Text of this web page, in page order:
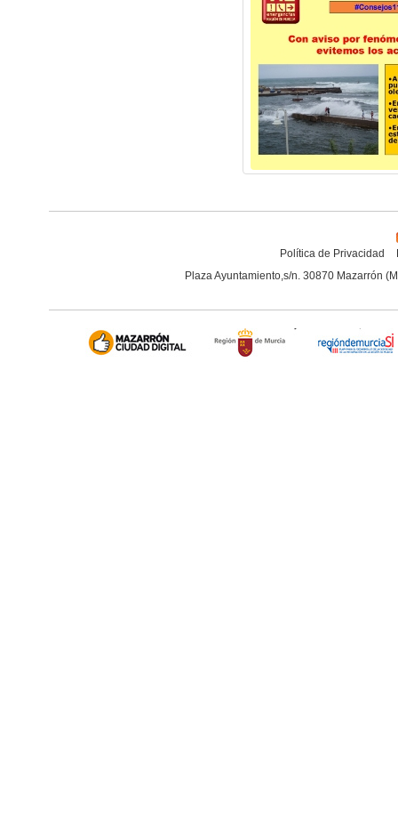
Política de Privacidad
Plaza Ayuntamiento,s/n. 30870 Mazarrón